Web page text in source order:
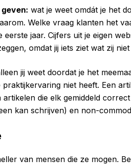
wat je weet omdát je het
Welke vraag klanten het
eerste jaar. Cijfers uit je eigen
omdat jij iets ziet wat zij
jij weet doordat je het
niet heeft. Een
die elk gemiddeld
kan schrijven) en non-
van mensen die ze mogen.